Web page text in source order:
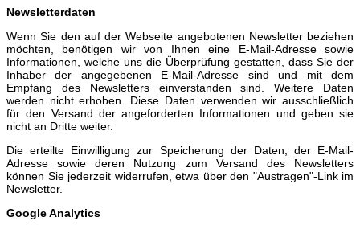
Newsletterdaten
Wenn Sie den auf der Webseite angebotenen Newsletter beziehen
möchten, benötigen wir von Ihnen eine E-Mail-Adresse sowie
Informationen, welche uns die Überprüfung gestatten, dass Sie der
Inhaber der angegebenen E-Mail-Adresse sind und mit dem
Empfang des Newsletters einverstanden sind. Weitere Daten
werden nicht erhoben. Diese Daten verwenden wir ausschließlich
für den Versand der angeforderten Informationen und geben sie
nicht an Dritte weiter.
Die erteilte Einwilligung zur Speicherung der Daten, der E-Mail-
Adresse sowie deren Nutzung zum Versand des Newsletters
können Sie jederzeit widerrufen, etwa über den "Austragen"-Link im
Newsletter.
Google Analytics